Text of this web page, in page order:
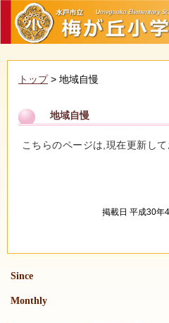
Since
Monthly
トップ> 地域自慢
地域自慢
こちらのページは,現在更新して
掲載日 平成30年